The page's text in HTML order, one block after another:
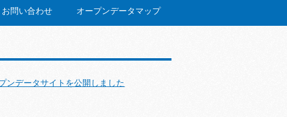
お問い合わせ オープンデータマップ
ンデータサイトを公開しました